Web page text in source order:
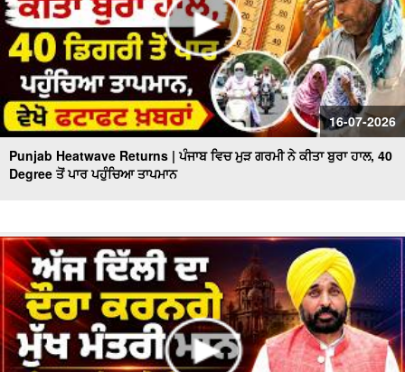
16-07-2026
Punjab Heatwave Returns | ਪੰਜਾਬ ਵਿਚ ਮੁੜ ਗਰਮੀ ਨੇ ਕੀਤਾ ਬੁਰਾ ਹਾਲ, 40
Degree ਤੋਂ ਪਾਰ ਪਹੁੰਚਿਆ ਤਾਪਮਾਨ